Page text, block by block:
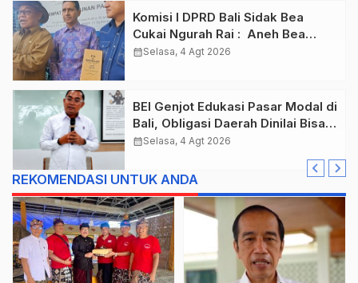
Komisi I DPRD Bali Sidak Bea
Cukai Ngurah Rai : Aneh Bea
Cukai Tolak berikan List Data
calendar_monthSelasa, 4 Agt 2026
BEI Genjot Edukasi Pasar Modal di
Bali, Obligasi Daerah Dinilai Bisa
Jadi Mesin Percepatan
calendar_monthSelasa, 4 Agt 2026
REKOMENDASI UNTUK ANDA